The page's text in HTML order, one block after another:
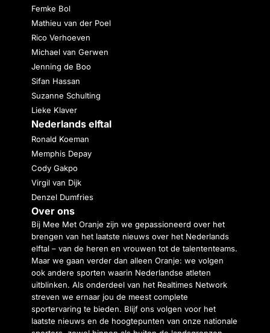
Femke Bol
Mathieu van der Poel
Rico Verhoeven
Michael van Gerwen
Jenning de Boo
Sifan Hassan
Suzanne Schulting
Lieke Klaver
Nederlands elftal
Ronald Koeman
Memphis Depay
Cody Gakpo
Virgil van Dijk
Denzel Dumfries
Over ons
Bij Mee Met Oranje zijn we gepassioneerd over het
brengen van het laatste nieuws over het Nederlands
elftal – van de heren en vrouwen tot de talententeams.
Maar we gaan verder dan alleen Oranje: we volgen
ook andere sporten waarin Nederlandse atleten
uitblinken. Als onderdeel van het Realtimes Network
streven we ernaar jou de meest complete
sportervaring te bieden. Blijf ons volgen voor het
laatste nieuws en de hoogtepunten van onze nationale